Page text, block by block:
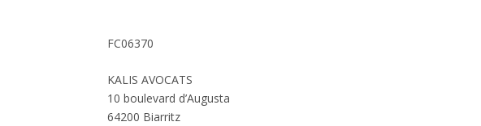
FC06370
KALIS AVOCATS
10 boulevard d’Augusta
64200 Biarritz